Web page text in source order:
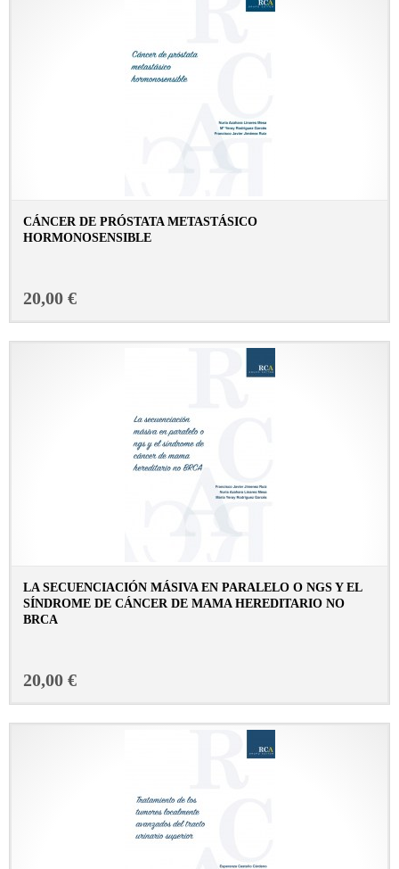
CÁNCER DE PRÓSTATA METASTÁSICO
HORMONOSENSIBLE
20,00 €
LA SECUENCIACIÓN MÁSIVA EN PARALELO O NGS Y EL
SÍNDROME DE CÁNCER DE MAMA HEREDITARIO NO
BRCA
20,00 €